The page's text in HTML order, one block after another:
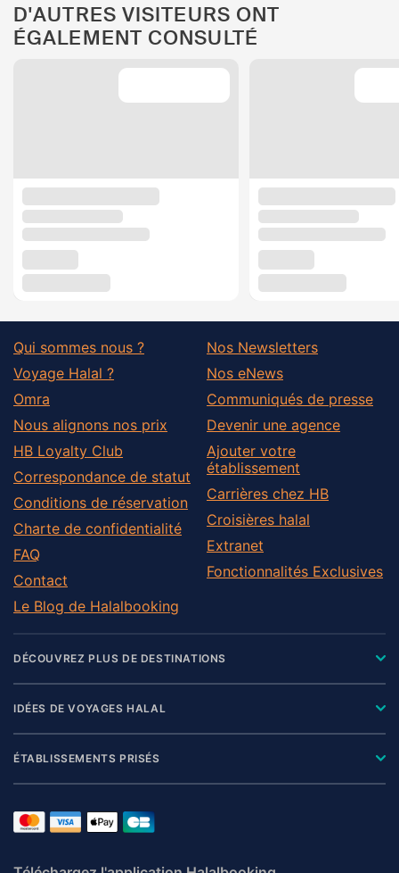
D'AUTRES VISITEURS ONT
ÉGALEMENT CONSULTÉ
Qui sommes nous ?
Voyage Halal ?
Omra
Nous alignons nos prix
HB Loyalty Club
Correspondance de statut
Conditions de réservation
Charte de confidentialité
FAQ
Contact
Le Blog de Halalbooking
Nos Newsletters
Nos eNews
Communiqués de presse
Devenir une agence
Ajouter votre
établissement
Carrières chez HB
Croisières halal
Extranet
Fonctionnalités Exclusives
DÉCOUVREZ PLUS DE DESTINATIONS
IDÉES DE VOYAGES HALAL
ÉTABLISSEMENTS PRISÉS